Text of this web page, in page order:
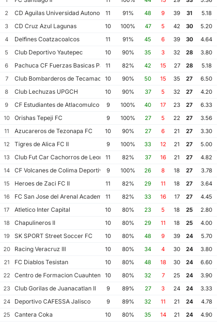
2
CD Aguilas Universidad Autonoma de Guerrero
11 91% 48 9 39 31
5.18
3
CD Cruz Azul Lagunas 10 100% 47 5 42 30
5.20
4
Delfines Coatzacoalcos 11 91% 45 6 39 30
4.64
5
Club Deportivo Yautepec 10 90% 35 3 32 28
3.80
6
Pachuca CF Fuerzas Basicas Pachuca CF III
11 82% 42 15 27 28
5.18
7
Club Bombarderos de Tecamac 10 90% 50 15 35 27
6.50
8
Club Lechuzas UPGCH 10 90% 37 5 32 27
4.20
9
CF Estudiantes de Atlacomulco 9 100% 40 17 23 27
6.33
10
Orishas Tepeji FC 9 100% 27 5 22 27
3.56
11
Azucareros de Tezonapa FC 10 90% 27 6 21 27
3.30
12
Tigres de Alica FC II 9 100% 33 12 21 27
5.00
13
Club Fut Car Cachorros de Leon 11 82% 37 16 21 27
4.82
14
CF Volcanes de Colima Deportivo Tala
9 100% 26 8 18 27
3.78
15
Heroes de Zaci FC II 11 82% 29 11 18 27
3.64
16
FC San Jose del Arenal Academia America Leyendas
11 82% 33 16 17 27
4.45
17
Atletico Inter Capital 10 80% 23 5 18 25
2.80
18
Chapulineros II 10 80% 29 11 18 25
4.00
19
SK SPORT Street Soccer FC 10 80% 48 9 39 24
5.70
20
Racing Veracruz III 10 80% 34 4 30 24
3.80
21
FC Diablos Tesistan 10 80% 48 18 30 24
6.60
22
Centro de Formacion Cuauhtemoc Blanco
10 80% 32 7 25 24
3.90
23
Club Gorilas de Juanacatlan II 9 89% 27 3 24 24
3.33
24
Deportivo CAFESSA Jalisco 9 89% 32 11 21 24
4.78
25
Cantera Coka 10 80% 35 14 21 24
4.90